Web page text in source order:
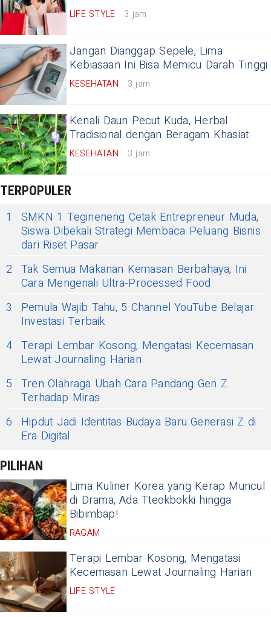
LIFE STYLE 3 jam
Jangan Dianggap Sepele, Lima
Kebiasaan Ini Bisa Memicu Darah Tinggi
KESEHATAN 3 jam
Kenali Daun Pecut Kuda, Herbal
Tradisional dengan Beragam Khasiat
KESEHATAN 3 jam
TERPOPULER
1
SMKN 1 Tegineneng Cetak Entrepreneur Muda,
Siswa Dibekali Strategi Membaca Peluang Bisnis
dari Riset Pasar
2 Tak Semua Makanan Kemasan Berbahaya, Ini
Cara Mengenali Ultra-Processed Food
3
Pemula Wajib Tahu, 5 Channel YouTube Belajar
Investasi Terbaik
4 Terapi Lembar Kosong, Mengatasi Kecemasan
Lewat Journaling Harian
5 Tren Olahraga Ubah Cara Pandang Gen Z
Terhadap Miras
6
Hipdut Jadi Identitas Budaya Baru Generasi Z di
Era Digital
PILIHAN
Lima Kuliner Korea yang Kerap Muncul
di Drama, Ada Tteokbokki hingga
Bibimbap!
RAGAM
Terapi Lembar Kosong, Mengatasi
Kecemasan Lewat Journaling Harian
LIFE STYLE